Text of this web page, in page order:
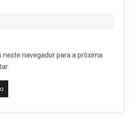
neste navegador para a próxima